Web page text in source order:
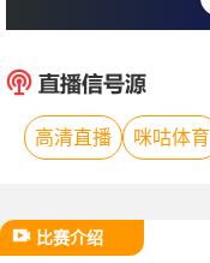
洛文不伦瑞克
高清直播 咪咕体育
比赛介绍